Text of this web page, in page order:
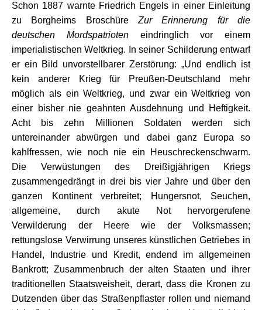
Schon 1887 warnte Friedrich Engels in einer Einleitung
zu Borgheims Broschüre Zur Erinnerung für die
deutschen Mordspatrioteneindringlich vor einem
imperialistischen Weltkrieg. In seiner Schilderung entwarf
er ein Bild unvorstellbarer Zerstörung: „Und endlich ist
kein anderer Krieg für Preußen-Deutschland mehr
möglich als ein Weltkrieg, und zwar ein Weltkrieg von
einer bisher nie geahnten Ausdehnung und Heftigkeit.
Acht bis zehn Millionen Soldaten werden sich
untereinander abwürgen und dabei ganz Europa so
kahlfressen, wie noch nie ein Heuschreckenschwarm.
Die Verwüstungen des Dreißigjährigen Kriegs
zusammengedrängt in drei bis vier Jahre und über den
ganzen Kontinent verbreitet; Hungersnot, Seuchen,
allgemeine, durch akute Not hervorgerufene
Verwilderung der Heere wie der Volksmassen;
rettungslose Verwirrung unseres künstlichen Getriebes in
Handel, Industrie und Kredit, endend im allgemeinen
Bankrott; Zusammenbruch der alten Staaten und ihrer
traditionellen Staatsweisheit, derart, dass die Kronen zu
Dutzenden über das Straßenpflaster rollen und niemand